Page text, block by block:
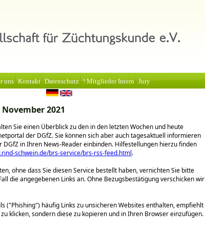
uns Kontakt Datenschutz ! Mitglieder Intern Jury
2021
Sie einen Überblick zu den in den letzten Wochen und heute
der DGfZ. Sie können sich aber auch tagesaktuell informieren
DGfZ in Ihren News-Reader einbinden. Hilfestellungen hierzu finden
schwein.de/brs-service/brs-rss-feed.html.
ohne dass Sie diesen Service bestellt haben, vernichten Sie bitte
die angegebenen Links an. Ohne Bezugsbestätigung verschicken wir
( Phishing ) häufig Links zu unsicheren Websites enthalten, empfiehlt
klicken, sondern diese zu kopieren und in Ihren Browser einzufügen.